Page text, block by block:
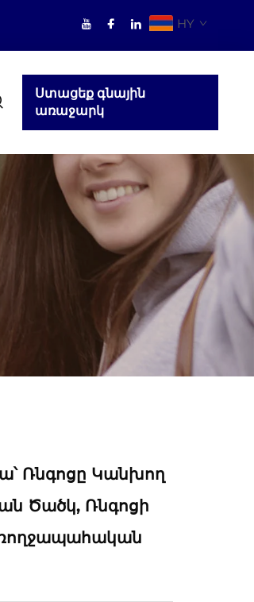
HY
Ստացեք գնային
առաջարկ
Ռնգոցը Կանխող
Ծածկ, Ռնգոցի